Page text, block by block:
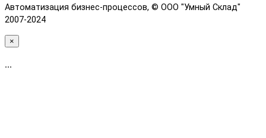
Автоматизация бизнес-процессов, © OOO "Умный Склад"
2007-2024
×
...